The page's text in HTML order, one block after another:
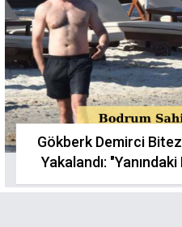
Gökberk Demirci
Yakalandı: